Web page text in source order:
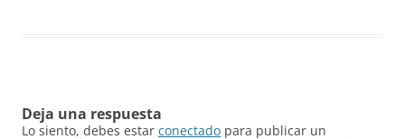
Deja una respuesta
Lo siento, debes estar conectado para publicar un